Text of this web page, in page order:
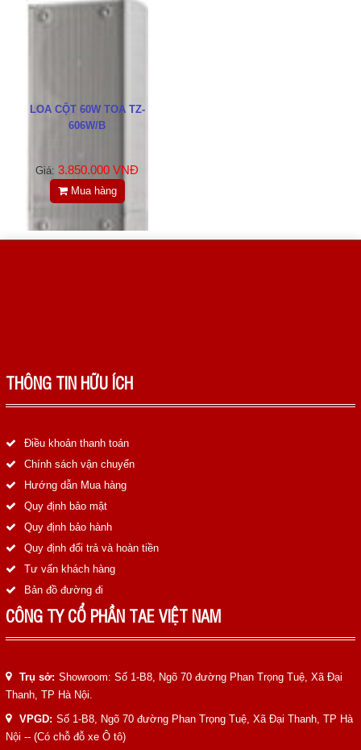
LOA CỘT 60W TOA TZ-
606W/B
Giá: 3.850.000 VNĐ
Mua hàng
THÔNG TIN HỮU ÍCH
Điều khoản thanh toán
Chính sách vận chuyển
Hướng dẫn Mua hàng
Quy định bảo mật
Quy định bảo hành
Quy định đổi trả và hoàn tiền
Tư vấn khách hàng
Bản đồ đường đi
CÔNG TY CỔ PHẦN TAE VIỆT NAM
Trụ sở: Showroom: Số 1-B8, Ngõ 70 đường Phan Trọng Tuệ, Xã Đại
Thanh, TP Hà Nội.
VPGD: Số 1-B8, Ngõ 70 đường Phan Trọng Tuệ, Xã Đại Thanh, TP Hà
Nội -- (Có chỗ đỗ xe Ô tô)
©COPYRIGHT 2019. ALL RIGHTS RESERVED